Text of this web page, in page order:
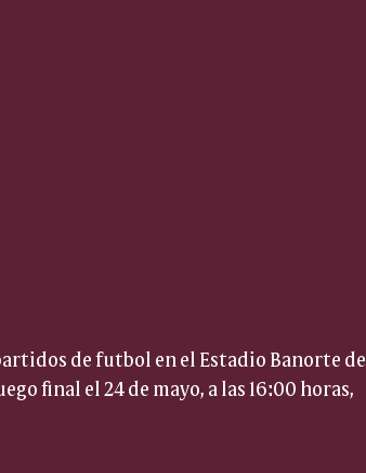
de futbol en el Estadio Banorte de
final el 24 de mayo, a las 16:00 horas,